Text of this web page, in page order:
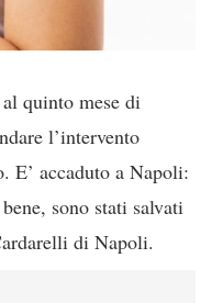
quinto mese di
l’intervento
E’ accaduto a Napoli:
sono stati salvati
di Napoli.